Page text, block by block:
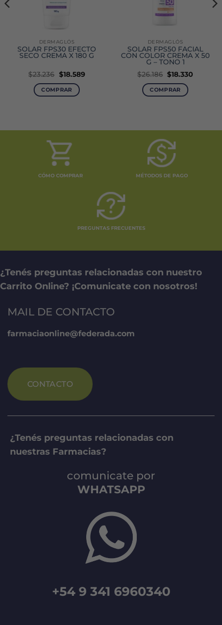
DERMAGLÓS
SOLAR FPS30 EFECTO
SECO CREMA X 180 G
$23.236 El
precio
original
era:
$18.589El
COMPRAR
DERMAGLÓS
SOLAR FPS50 FACIAL
CON COLOR CREMA X 50
G – TONO 1
$26.186 El
precio
original
era:
$18.330
COMPRAR
CÓMO COMPRAR MÉTODOS DE PAGO
PREGUNTAS FRECUENTES
¿Tenés preguntas relacionadas con nuestro
Carrito Online? ¡Comunicate con nosotros!
MAIL DE CONTACTO
farmaciaonline@federada.com
CONTACTO
¿Tenés preguntas relacionadas con
nuestras Farmacias?
comunicate por
WHATSAPP
+54 9 341 6960340